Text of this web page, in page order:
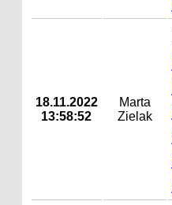
18.11.2022
13:58:52
Marta
Zielak